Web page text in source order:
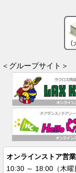
＜グループサイト＞
オンラインストア営
10:30 ～ 18:00（木曜